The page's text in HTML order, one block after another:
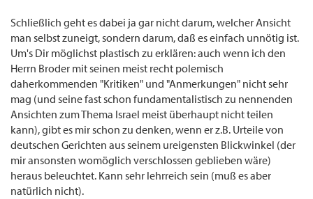
Schließlich geht es dabei ja gar nicht darum, welcher Ansicht
man selbst zuneigt, sondern darum, daß es einfach unnötig ist.
Um's Dir möglichst plastisch zu erklären: auch wenn ich den
Herrn Broder mit seinen meist recht polemisch
daherkommenden "Kritiken" und "Anmerkungen" nicht sehr
mag (und seine fast schon fundamentalistisch zu nennenden
Ansichten zum Thema Israel meist überhaupt nicht teilen
kann), gibt es mir schon zu denken, wenn er z.B. Urteile von
deutschen Gerichten aus seinem ureigensten Blickwinkel (der
mir ansonsten womöglich verschlossen geblieben wäre)
heraus beleuchtet. Kann sehr lehrreich sein (muß es aber
natürlich nicht).